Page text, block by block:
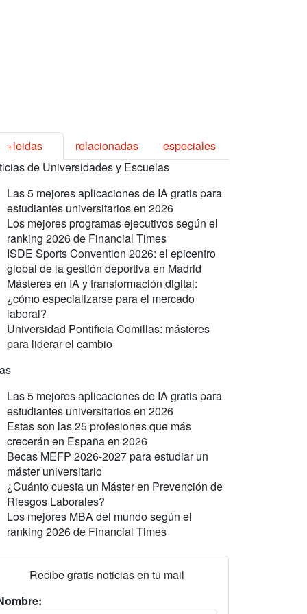
+leidas relacionadas
especiales
de Universidades y Escuelas
Las 5 mejores aplicaciones de IA gratis para
estudiantes universitarios en 2026
Los mejores programas ejecutivos según el
ranking 2026 de Financial Times
ISDE Sports Convention 2026: el epicentro
global de la gestión deportiva en Madrid
Másteres en IA y transformación digital:
¿cómo especializarse para el mercado
laboral?
Universidad Pontificia Comillas: másteres
para liderar el cambio
Las 5 mejores aplicaciones de IA gratis para
estudiantes universitarios en 2026
Estas son las 25 profesiones que más
crecerán en España en 2026
Becas MEFP 2026-2027 para estudiar un
máster universitario
¿Cuánto cuesta un Máster en Prevención de
Riesgos Laborales?
Los mejores MBA del mundo según el
ranking 2026 de Financial Times
Recibe gratis noticias en tu mail